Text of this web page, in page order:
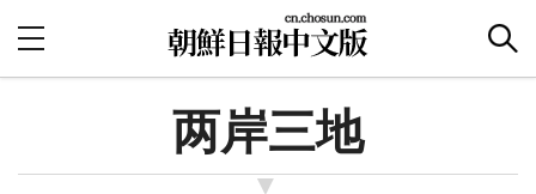
两岸三地